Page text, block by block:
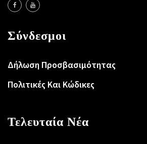
Σύνδεσμοι
Δήλωση Προσβασιμότητας
Πολιτικές Και Κώδικες
Τελευταία Νέα